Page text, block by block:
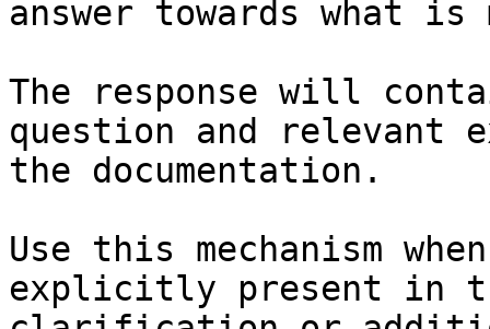
answer towards what
The response will
question and relevant
the documentation.
Use this mechanism
explicitly present in